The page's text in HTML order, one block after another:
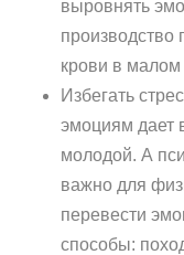
выровнять
производство
крови в малом
Избегать
эмоциям дает
молодой. А
важно для
перевести
способы: